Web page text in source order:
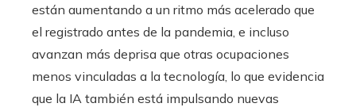
están aumentando a un ritmo más acelerado que
el registrado antes de la pandemia, e incluso
avanzan más deprisa que otras ocupaciones
menos vinculadas a la tecnología, lo que evidencia
que la IA también está impulsando nuevas